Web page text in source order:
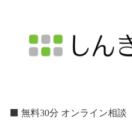
⬛️ 無料30分 オンライン相談